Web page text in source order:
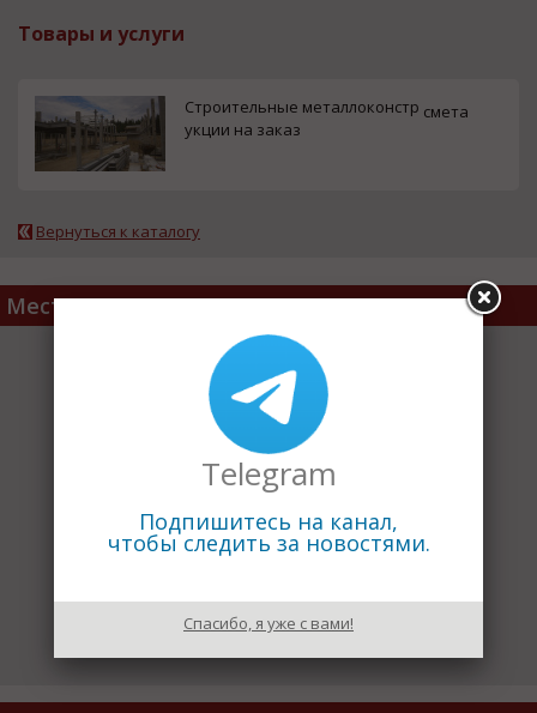
Товары и услуги
Строительные металлоконстр
укции на заказ
смета
Вернуться к каталогу
Место расположения
Telegram
Подпишитесь на канал,
чтобы следить за новостями.
Спасибо, я уже с вами!